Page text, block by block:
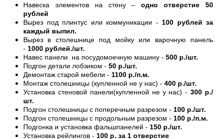
Навеска элементов на стену –одно отверстие 50
рублей
Вырез под плинтус или коммуникации - 100 рублей за
каждый выпил.
Вырез в столешнице под мойку или варочную панель
- 1000 рублей./шт.
Навес панели. на посудомоечную машину - 500 р./шт.
Подгон детали лобзиком - 50 р./шт.
Демонтаж старой мебели - 1100 р./п.м.
Монтаж столешницы (купленной не у нас) - 400 р./шт.
Установка стеновой панели(купленной не у нас) -300 р./
шт.
Подгон столешницы с поперечным разрезом - 100 р./шт.
Подгон столешницы с продольным разрезом - 100 р./п.м.
Подгонка и установка фальшпанелей - 150 р./шт.
Установка рейлингов - 100 р. за 1 отверстие